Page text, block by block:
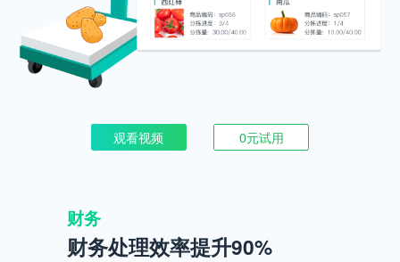
观看视频 0元试用
财务
财务处理效率提升90%